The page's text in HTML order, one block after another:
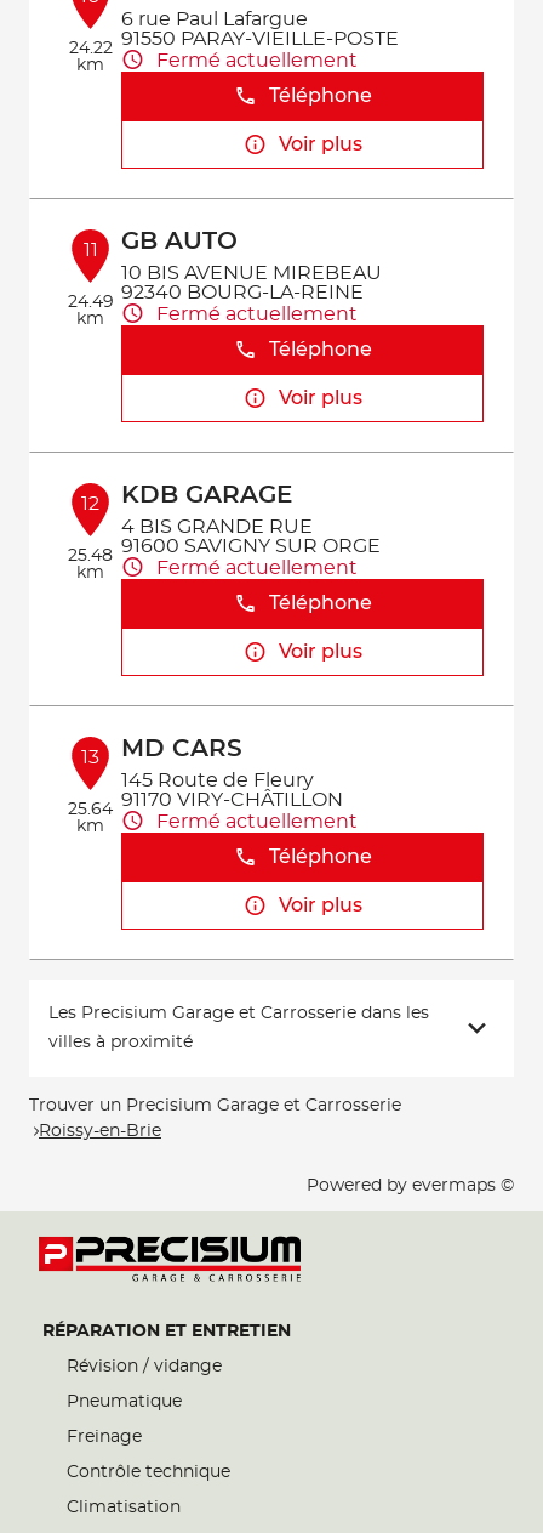
24.22
km
6 rue Paul Lafargue
91550 PARAY-VIEILLE-POSTE
Fermé actuellement
Téléphone
Voir plus
11
24.49
km
GB AUTO
10 BIS AVENUE MIREBEAU
92340 BOURG-LA-REINE
Fermé actuellement
Téléphone
Voir plus
12
25.48
km
KDB GARAGE
4 BIS GRANDE RUE
91600 SAVIGNY SUR ORGE
Fermé actuellement
Téléphone
Voir plus
13
25.64
km
MD CARS
145 Route de Fleury
91170 VIRY-CHÂTILLON
Fermé actuellement
Téléphone
Voir plus
Les Precisium Garage et Carrosserie dans les
villes à proximité
Trouver un Precisium Garage et Carrosserie
Roissy-en-Brie
Powered by evermaps ©
RÉPARATION ET ENTRETIEN
Révision / vidange
Pneumatique
Freinage
Contrôle technique
Climatisation